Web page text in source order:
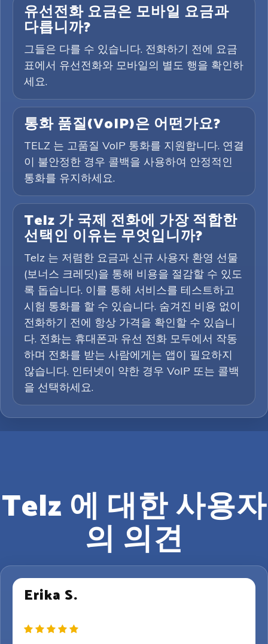
유선전화 요금은 모바일 요금과
다릅니까?
그들은 다를 수 있습니다. 전화하기 전에 요금
표에서 유선전화와 모바일의 별도 행을 확인하
세요.
통화 품질(VoIP)은 어떤가요?
TELZ 는 고품질 VoIP 통화를 지원합니다. 연결
이 불안정한 경우 콜백을 사용하여 안정적인
통화를 유지하세요.
Telz 가 국제 전화에 가장 적합한
선택인 이유는 무엇입니까?
Telz 는 저렴한 요금과 신규 사용자 환영 선물
(보너스 크레딧)을 통해 비용을 절감할 수 있도
록 돕습니다. 이를 통해 서비스를 테스트하고
시험 통화를 할 수 있습니다. 숨겨진 비용 없이
전화하기 전에 항상 가격을 확인할 수 있습니
다. 전화는 휴대폰과 유선 전화 모두에서 작동
하며 전화를 받는 사람에게는 앱이 필요하지
않습니다. 인터넷이 약한 경우 VoIP 또는 콜백
을 선택하세요.
Telz 에 대한 사용자
의 의견
Erika S.